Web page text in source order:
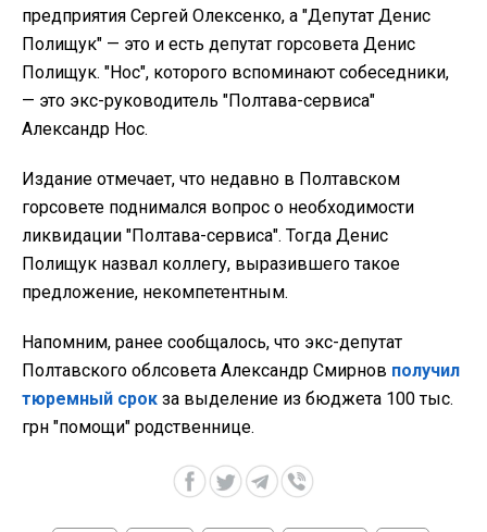
предприятия Сергей Олексенко, а "Депутат Денис
Полищук" — это и есть депутат горсовета Денис
Полищук. "Нос", которого вспоминают собеседники,
— это экс-руководитель "Полтава-сервиса"
Александр Нос.
Издание отмечает, что недавно в Полтавском
горсовете поднимался вопрос о необходимости
ликвидации "Полтава-сервиса". Тогда Денис
Полищук назвал коллегу, выразившего такое
предложение, некомпетентным.
Напомним, ранее сообщалось, что экс-депутат
Полтавского облсовета Александр Смирнов получил
тюремный срок за выделение из бюджета 100 тыс.
грн "помощи" родственнице.